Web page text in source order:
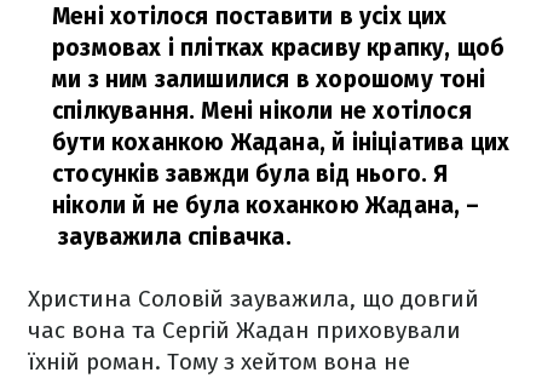
Мені хотілося поставити в усіх цих
розмовах і плітках красиву крапку, щоб
ми з ним залишилися в хорошому тоні
спілкування. Мені ніколи не хотілося
бути коханкою Жадана, й ініціатива цих
стосунків завжди була від нього. Я
ніколи й не була коханкою Жадана, –
зауважила співачка.
Христина Соловій зауважила, що довгий
час вона та Сергій Жадан приховували
їхній роман. Тому з хейтом вона не